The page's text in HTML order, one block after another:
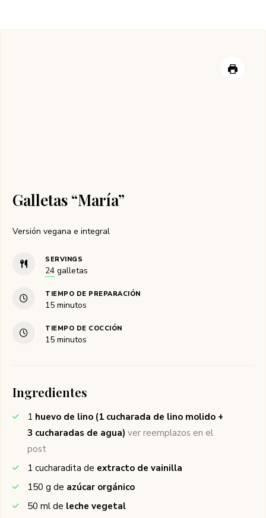
Galletas “María”
Versión vegana e integral
SERVINGS
24 galletas
TIEMPO DE PREPARACIÓN
15 minutos
TIEMPO DE COCCIÓN
15 minutos
Ingredientes
1 huevo de lino (1 cucharada de lino molido +
3 cucharadas de agua) ver reemplazos en el
post
1 cucharadita de extracto de vainilla
150 g de azúcar orgánico
50 ml de leche vegetal